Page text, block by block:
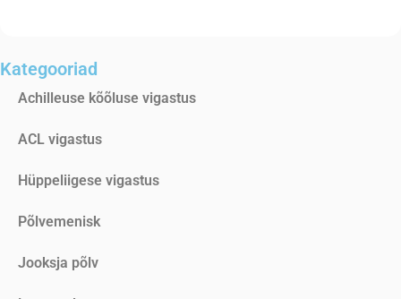
Kategooriad
Achilleuse kõõluse vigastus
ACL vigastus
Hüppeliigese vigastus
Põlvemenisk
Jooksja põlv